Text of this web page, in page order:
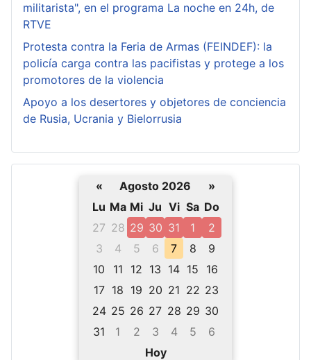
militarista", en el programa La noche en 24h, de
RTVE
Protesta contra la Feria de Armas (FEINDEF): la
policía carga contra las pacifistas y protege a los
promotores de la violencia
Apoyo a los desertores y objetores de conciencia
de Rusia, Ucrania y Bielorrusia
« Agosto 2026
»
Lu Ma Mi Ju Vi Sa Do
27 28 29 30 31 1
2
3
4 5 6 7 8
9
10
11 12 13 14 15
16
17 18 19 20 21 22 23
24 25 26 27 28 29 30
31
1 2 3 4 5
6
Hoy